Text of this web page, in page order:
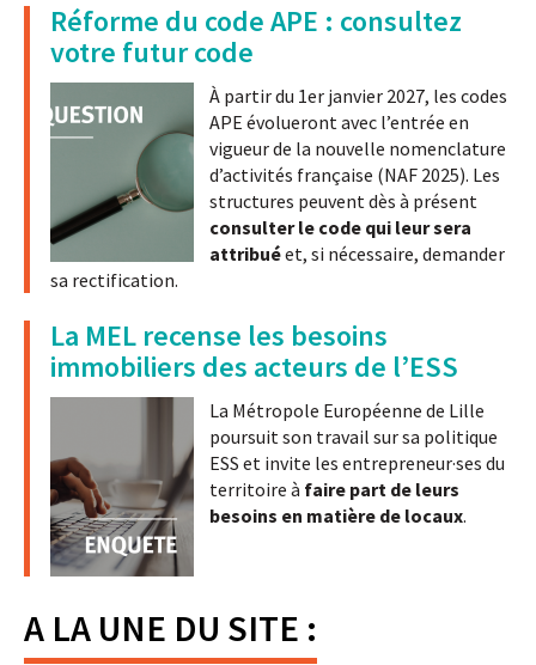
Réforme du code APE : consultez
votre futur code
À partir du 1er janvier 2027, les codes
APE évolueront avec l’entrée en
vigueur de la nouvelle nomenclature
d’activités française (NAF 2025). Les
structures peuvent dès à présent
consulter le code qui leur sera
attribuéet, si nécessaire, demander
sa rectification.
La MEL recense les besoins
immobiliers des acteurs de l’ESS
La Métropole Européenne de Lille
poursuit son travail sur sa politique
ESS et invite les entrepreneur·ses du
territoire à faire part de leurs
besoins en matière de locaux.
A LA UNE DU SITE :